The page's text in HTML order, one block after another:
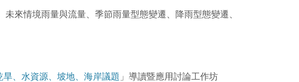
來情境雨量與流量、季節雨量型態變遷、降雨型態變遷、
旱、水資源、坡地、海岸議題 」導讀暨應用討論工作坊